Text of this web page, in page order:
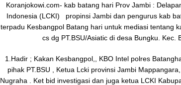
o
o
p
p
n
k
r
Koranjokowi.com- kab batang hari Prov Jambi :
Indonesia (LCKI) propinsi Jambi dan pengurus kab
terpadu Kesbangpol Batang hari untuk mediasi tentang
cs dg PT.BSU/Asiatic di desa Bungku.
1.Hadir ; Kakan Kesbangpol,, KBO Intel polres
pihak PT.BSU , Ketua Lcki provinsi Jambi
Nugraha . Ket bid investigasi dan juga ketua LCKI